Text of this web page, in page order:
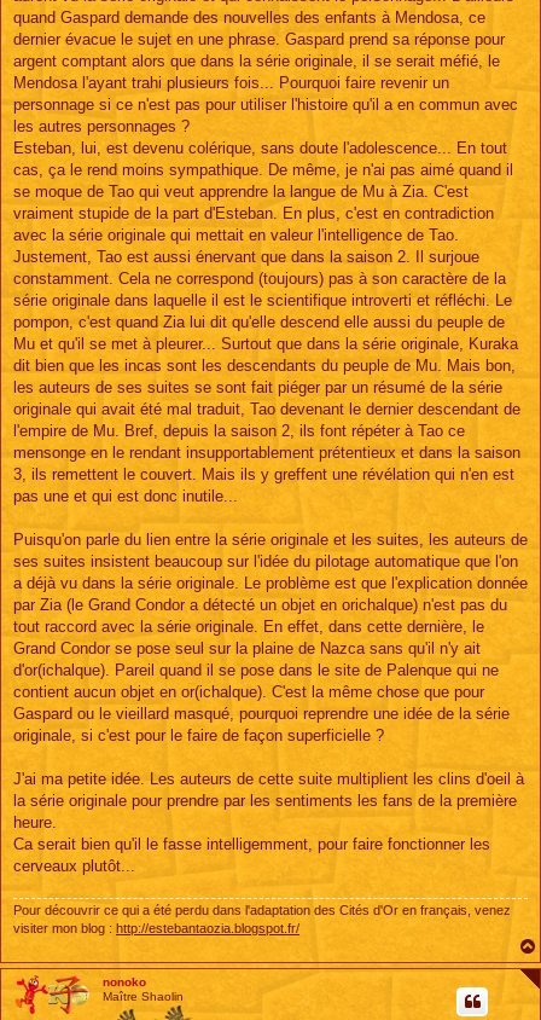
quand Gaspard demande des nouvelles des enfants à Mendosa, ce
dernier évacue le sujet en une phrase. Gaspard prend sa réponse pour
argent comptant alors que dans la série originale, il se serait méfié, le
Mendosa l'ayant trahi plusieurs fois... Pourquoi faire revenir un
personnage si ce n'est pas pour utiliser l'histoire qu'il a en commun avec
les autres personnages ?
Esteban, lui, est devenu colérique, sans doute l'adolescence... En tout
cas, ça le rend moins sympathique. De même, je n'ai pas aimé quand il
se moque de Tao qui veut apprendre la langue de Mu à Zia. C'est
vraiment stupide de la part d'Esteban. En plus, c'est en contradiction
avec la série originale qui mettait en valeur l'intelligence de Tao.
Justement, Tao est aussi énervant que dans la saison 2. Il surjoue
constamment. Cela ne correspond (toujours) pas à son caractère de la
série originale dans laquelle il est le scientifique introverti et réfléchi. Le
pompon, c'est quand Zia lui dit qu'elle descend elle aussi du peuple de
Mu et qu'il se met à pleurer... Surtout que dans la série originale, Kuraka
dit bien que les incas sont les descendants du peuple de Mu. Mais bon,
les auteurs de ses suites se sont fait piéger par un résumé de la série
originale qui avait été mal traduit, Tao devenant le dernier descendant de
l'empire de Mu. Bref, depuis la saison 2, ils font répéter à Tao ce
mensonge en le rendant insupportablement prétentieux et dans la saison
3, ils remettent le couvert. Mais ils y greffent une révélation qui n'en est
pas une et qui est donc inutile...
Puisqu'on parle du lien entre la série originale et les suites, les auteurs de
ses suites insistent beaucoup sur l'idée du pilotage automatique que l'on
a déjà vu dans la série originale. Le problème est que l'explication donnée
par Zia (le Grand Condor a détecté un objet en orichalque) n'est pas du
tout raccord avec la série originale. En effet, dans cette dernière, le
Grand Condor se pose seul sur la plaine de Nazca sans qu'il n'y ait
d'or(ichalque). Pareil quand il se pose dans le site de Palenque qui ne
contient aucun objet en or(ichalque). C'est la même chose que pour
Gaspard ou le vieillard masqué, pourquoi reprendre une idée de la série
originale, si c'est pour le faire de façon superficielle ?
J'ai ma petite idée. Les auteurs de cette suite multiplient les clins d'oeil à
la série originale pour prendre par les sentiments les fans de la première
heure.
Ca serait bien qu'il le fasse intelligemment, pour faire fonctionner les
cerveaux plutôt...
Pour découvrir ce qui a été perdu dans l'adaptation des Cités d'Or en français, venez
visiter mon blog : http://estebantaozia.blogspot.fr/
nonoko
Maître Shaolin